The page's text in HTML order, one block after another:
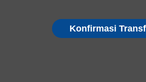
Konfirmasi